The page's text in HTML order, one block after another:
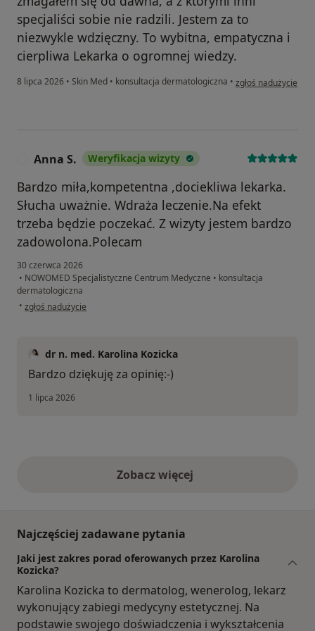
specjaliści sobie nie radzili. Jestem za to
niezwykle wdzięczny. To wybitna, empatyczna i
cierpliwa Lekarka o ogromnej wiedzy.
8 lipca 2026 • Skin Med • konsultacja dermatologiczna • w opinii użytkownika
zgłoś nadużycie
Anna S. Weryfikacja wizyty
Bardzo miła,kompetentna ,dociekliwa lekarka.
Słucha uważnie. Wdraża leczenie.Na efekt
trzeba będzie poczekać. Z wizyty jestem bardzo
zadowolona.Polecam
30 czerwca 2026
• NOWOMED Specjalistyczne Centrum Medyczne • konsultacja
dermatologiczna
• w opinii użytkownika Anna S.
zgłoś nadużycie
dr n. med. Karolina Kozicka
Bardzo dziękuję za opinię:-)
1 lipca 2026
Zobacz więcejopinie powyżej
Najczęściej zadawane pytania
Jaki jest zakres porad oferowanych przez Karolina
Kozicka?
Karolina Kozicka to dermatolog, wenerolog, lekarz
wykonujący zabiegi medycyny estetycznej. Na
podstawie swojego doświadczenia i wykształcenia